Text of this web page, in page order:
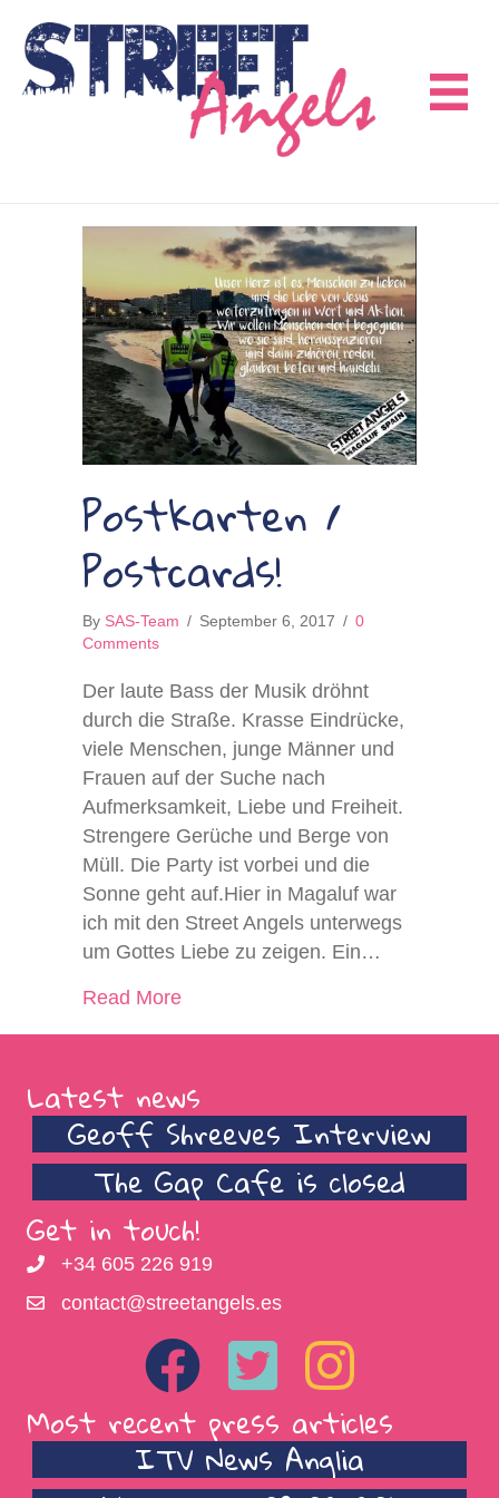
Postkarten /
Postcards!
By SAS-Team / September 6, 2017 / 0
Comments
Der laute Bass der Musik dröhnt
durch die Straße. Krasse Eindrücke,
viele Menschen, junge Männer und
Frauen auf der Suche nach
Aufmerksamkeit, Liebe und Freiheit.
Strengere Gerüche und Berge von
Müll. Die Party ist vorbei und die
Sonne geht auf.Hier in Magaluf war
ich mit den Street Angels unterwegs
um Gottes Liebe zu zeigen. Ein…
Read Moreabout Postkarten / Postcards!
Latest news
Geoff Shreeves Interview
The Gap Cafe is closed
Get in touch!
+34 605 226 919
contact@streetangels.es
Most recent press articles
ITV News Anglia